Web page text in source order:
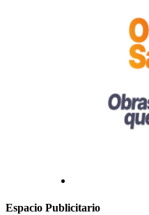
Espacio Publicitario